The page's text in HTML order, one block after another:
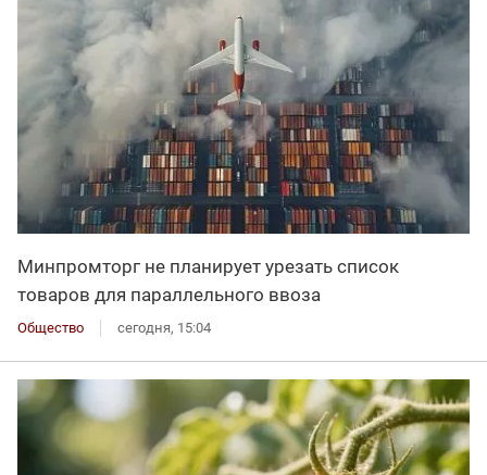
Минпромторг не планирует урезать список
товаров для параллельного ввоза
Общество сегодня, 15:04